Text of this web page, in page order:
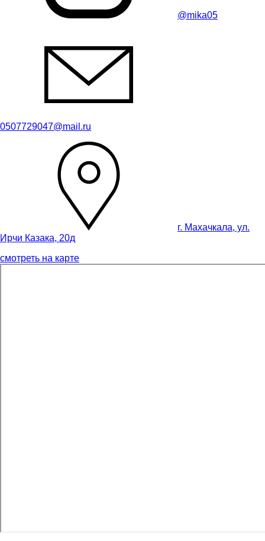
@mika05
0507729047@mail.ru
г. Махачкала, ул.
Ирчи Казака, 20д
смотреть на карте